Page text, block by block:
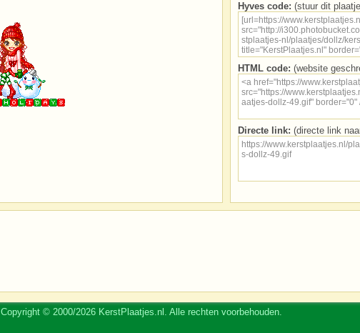
Hyves code: (stuur dit
HTML code: (website
Directe link: (directe link
Copyright © 2000/2026 KerstPlaatjes.nl. Alle rechten voorbehouden.